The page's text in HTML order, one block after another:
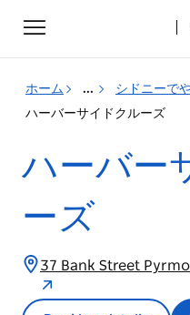
Toggle
navigation
ホーム ... シドニーで
ハーバーサイドクルーズ
ハーバー
ーズ
37 Bank Street